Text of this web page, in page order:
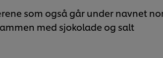
som også går under navnet
med sjokolade og salt